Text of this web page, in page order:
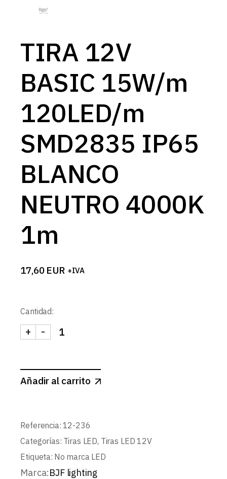
TIRA 12V
BASIC 15W/m
120LED/m
SMD2835 IP65
BLANCO
NEUTRO 4000K
1m
17,60 EUR +IVA
Cantidad:
TIRA 12V BASIC 15W/m 120LED/m SMD2835
-
+
Añadir al carrito
Referencia: 12-236
Categorías: Tiras LED, Tiras LED 12V
Etiqueta: No marca LED
Marca:BJF lighting